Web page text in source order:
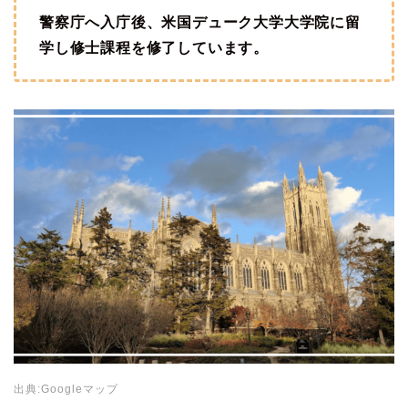
警察庁へ入庁後、米国デューク大学大学院に留
学し修士課程を修了しています。
出典:Googleマップ